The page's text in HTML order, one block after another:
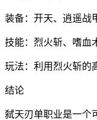
装备：开天、逍遥战
技能：烈火斩、嗜血
玩法：利用烈火斩的
结论
弑天刃单职业是一个